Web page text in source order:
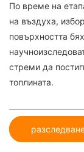
По време на
на въздуха,
повърхността
стреми да
топлината.